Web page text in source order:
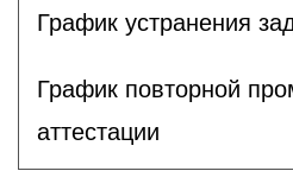
График устранения
График повторной
аттестации